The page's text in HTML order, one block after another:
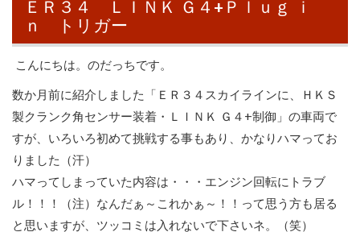
ＥＲ３４ ＬＩＮＫ Ｇ４+Ｐｌｕｇ ｉ
ｎ トリガー
こんにちは。のだっちです。
数か月前に紹介しました「ＥＲ３４スカイラインに、ＨＫＳ
製クランク角センサー装着・ＬＩＮＫ Ｇ４+制御」の車両で
すが、いろいろ初めて挑戦する事もあり、かなりハマってお
りました（汗）
ハマってしまっていた内容は・・・エンジン回転にトラブ
ル！！！（注）なんだぁ～これかぁ～！！って思う方も居る
と思いますが、ツッコミは入れないで下さいネ。（笑）